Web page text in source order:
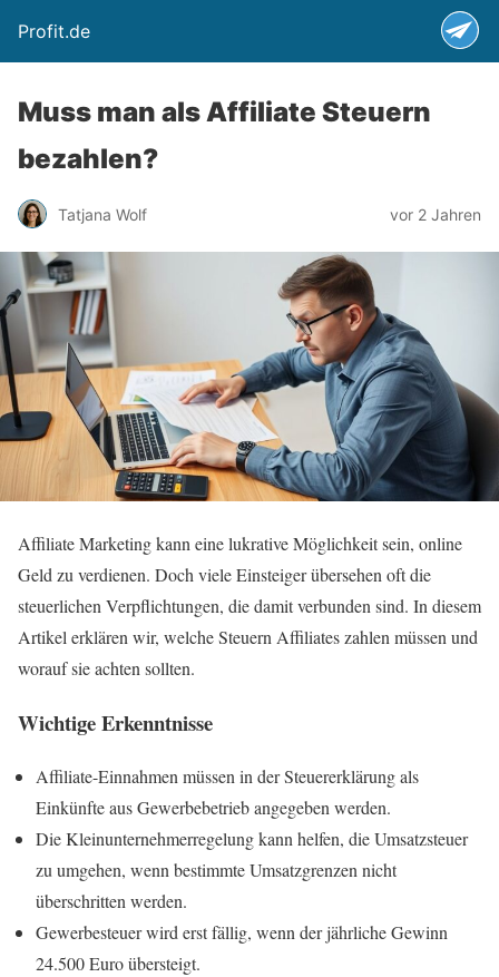
Profit.de
Muss man als Affiliate Steuern
bezahlen?
Tatjana Wolf vor 2 Jahren
Affiliate Marketing kann eine lukrative Möglichkeit sein, online
Geld zu verdienen. Doch viele Einsteiger übersehen oft die
steuerlichen Verpflichtungen, die damit verbunden sind. In diesem
Artikel erklären wir, welche Steuern Affiliates zahlen müssen und
worauf sie achten sollten.
Wichtige Erkenntnisse
Affiliate-Einnahmen müssen in der Steuererklärung als
Einkünfte aus Gewerbebetrieb angegeben werden.
Die Kleinunternehmerregelung kann helfen, die Umsatzsteuer
zu umgehen, wenn bestimmte Umsatzgrenzen nicht
überschritten werden.
Gewerbesteuer wird erst fällig, wenn der jährliche Gewinn
24.500 Euro übersteigt.